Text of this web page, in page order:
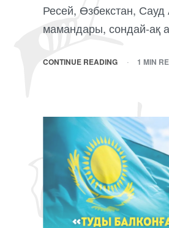
Ресей, Өзбекстан,
мамандары, сондай-ақ
CONTINUE READING 1 MIN